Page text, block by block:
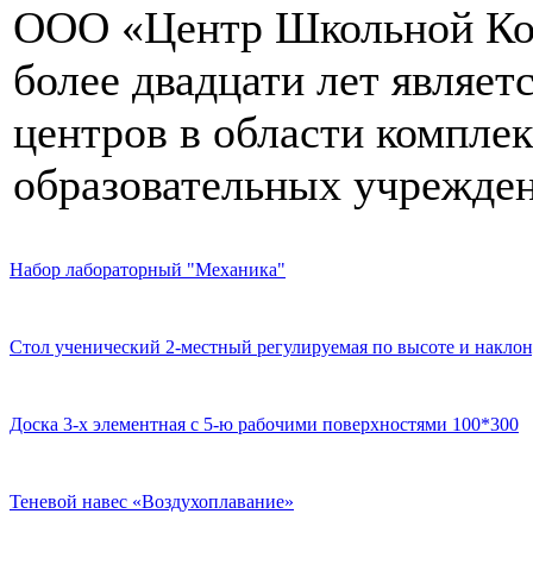
ООО «Центр Школьной
более двадцати лет
центров в области
образовательных
Набор лабораторный "Механика"
Стол ученический 2-местный регулируемая по высоте и
Доска 3-х элементная с 5-ю рабочими поверхностями 100*300
Теневой навес «Воздухоплавание»